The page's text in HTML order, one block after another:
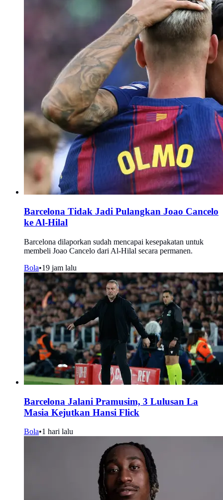
Barcelona Tidak Jadi Pulangkan Joao Cancelo
ke Al-Hilal
Barcelona dilaporkan sudah mencapai kesepakatan untuk
membeli Joao Cancelo dari Al-Hilal secara permanen.
Bola•19 jam lalu
Barcelona Jalani Pramusim, 3 Lulusan La
Masia Kejutkan Hansi Flick
Bola•1 hari lalu